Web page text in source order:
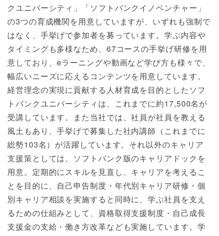
クユニバーシティ」「ソフトバンクイノベンチャー」
の3つの育成機関を用意していますが、いずれも強制で
はなく、手挙げで参加者を募っています。学ぶ内容や
タイミングも多様なため、67コースの手挙げ研修を用
意しており、eラーニングや動画など学び方も様々で、
幅広いニーズに応えるコンテンツを用意しています。
経営理念の実現に貢献する人材育成を目的としたソフ
トバンクユニバーシティは、これまでに約17,500名が
受講しています。また当社では、社員が社員を教える
風土もあり、手挙げで募集した社内講師（これまでに
総勢103名）が活躍しています。それ以外のキャリア
支援策としては、ソフトバンク版のキャリアドックを
用意。定期的にスキルを見直し、キャリアを考えるこ
とを目的に、自己申告制度・年代別キャリア研修・個
別キャリア相談を実施すると同時に、学ぶ社員を支え
るための仕組みとして、資格取得支援制度・自己成長
支援金の支給・働き方改革なども実施しています。学